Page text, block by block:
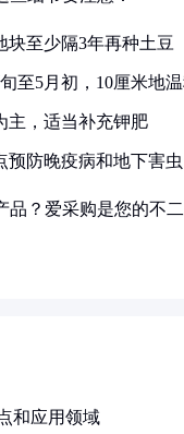
块至少隔3年再种土豆
至5月初，10厘米地
主，适当补充钾肥
预防晚疫病和地下害虫
品？爱采购是您的不
和应用领域